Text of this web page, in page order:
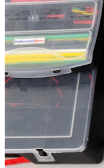
Yükleniyor...